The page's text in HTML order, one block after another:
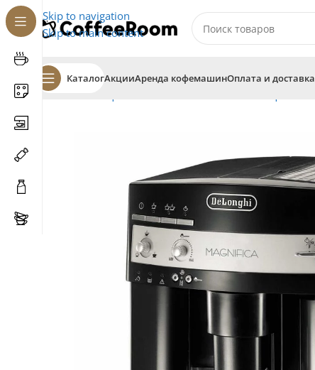
Skip to navigation
Skip to main content
КаталогАкцииАренда кофемашинОплата и доставка
Главная